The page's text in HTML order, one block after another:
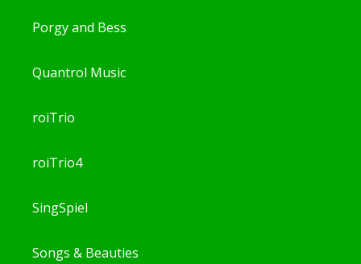
Porgy and Bess
Quantrol Music
roiTrio
roiTrio4
SingSpiel
Songs & Beauties